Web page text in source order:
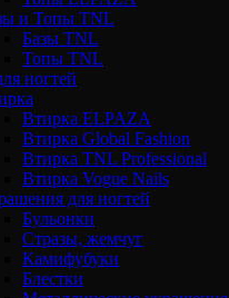
и Топы TNL
Базы TNL
Топы TNL
ногтей
Втирка ELPAZA
Втирка Global Fashion
Втирка TNL Professional
Втирка Vogue Nails
для ногтей
Бульонки
Стразы, жемчуг
Камифубуки
Блестки